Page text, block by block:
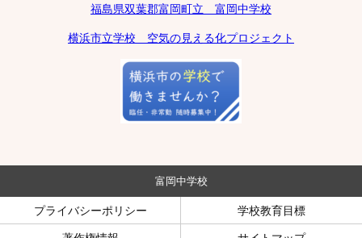
福島県双葉郡富岡町立 富岡中学校
横浜市立学校 空気の見える化プロジェクト
富岡中学校
プライバシーポリシー 学校教育目標